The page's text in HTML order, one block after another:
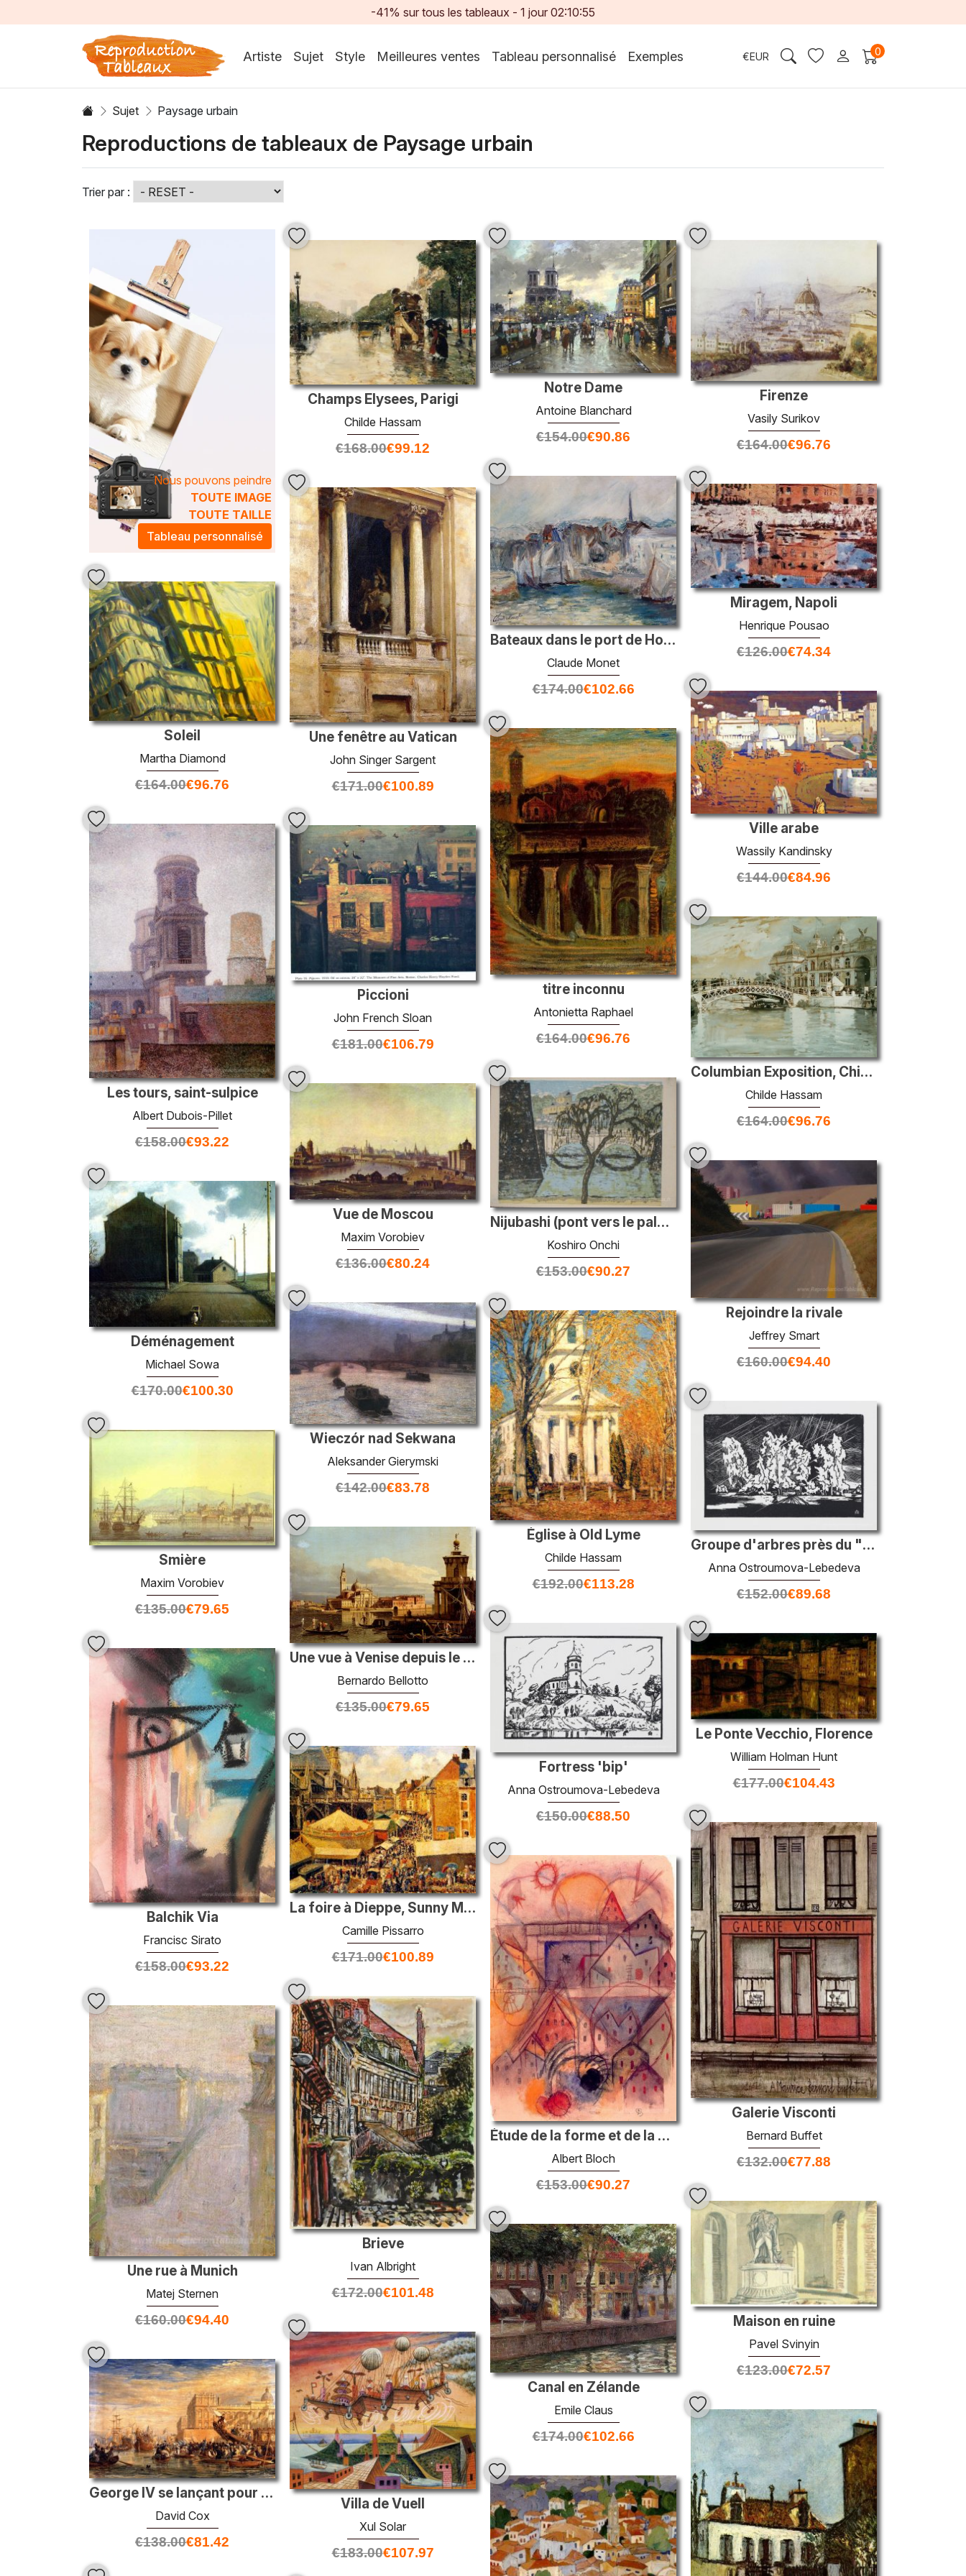
-41% sur tous les tableaux - 1 jour 02:10:52
Artiste Sujet Style Meilleures ventes Tableau personnalisé Exemples €EUR 0
Sujet Paysage urbain
Reproductions de tableaux de Paysage urbain
Trier par :
Nous pouvons peindre
TOUTE IMAGE
TOUTE TAILLE
Tableau personnalisé
Champs Elysees, Parigi
Childe Hassam
€168.00€99.12
Notre Dame
Antoine Blanchard
€154.00€90.86
Firenze
Vasily Surikov
€164.00€96.76
Bateaux dans le port de Honfleur
Claude Monet
€174.00€102.66
Miragem, Napoli
Henrique Pousao
€126.00€74.34
Une fenêtre au Vatican
John Singer Sargent
€171.00€100.89
Soleil
Martha Diamond
€164.00€96.76
Ville arabe
Wassily Kandinsky
€144.00€84.96
titre inconnu
Antonietta Raphael
€164.00€96.76
Les tours, saint-sulpice
Albert Dubois-Pillet
€158.00€93.22
Piccioni
John French Sloan
€181.00€106.79
Columbian Exposition, Chicago
Childe Hassam
€164.00€96.76
Nijubashi (pont vers le palais impérial) des scènes de la série
Koshiro Onchi
€153.00€90.27
Vue de Moscou
Maxim Vorobiev
€136.00€80.24
Rejoindre la rivale
Jeffrey Smart
€160.00€94.40
Déménagement
Michael Sowa
€170.00€100.30
Wieczór nad Sekwana
Aleksander Gierymski
€142.00€83.78
Église à Old Lyme
Childe Hassam
€192.00€113.28
Groupe d'arbres près du "bouleau blanc"
Anna Ostroumova-Lebedeva
€152.00€89.68
Smière
Maxim Vorobiev
€135.00€79.65
Une vue à Venise depuis le Punta della Dogana vers San-Giorgio M
Bernardo Bellotto
€135.00€79.65
Fortress 'bip'
Anna Ostroumova-Lebedeva
€150.00€88.50
Le Ponte Vecchio, Florence
William Holman Hunt
€177.00€104.43
Balchik Via
Francisc Sirato
€158.00€93.22
La foire à Dieppe, Sunny Morning
Camille Pissarro
€171.00€100.89
Galerie Visconti
Bernard Buffet
€132.00€77.88
Étude de la forme et de la couleur № 9 avec pont ferroviaire
Albert Bloch
€153.00€90.27
Brieve
Ivan Albright
€172.00€101.48
Une rue à Munich
Matej Sternen
€160.00€94.40 Maison en ruine
Pavel Svinyin
€123.00€72.57
Canal en Zélande
Emile Claus
€174.00€102.66
Villa de Vuell
Xul Solar
€183.00€107.97
George IV se lançant pour l'Écosse à Greenwich
David Cox
€138.00€81.42